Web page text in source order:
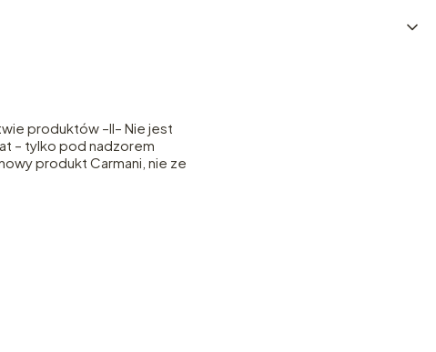
produktów –II– Nie jest
– tylko pod nadzorem
produkt Carmani, nie ze